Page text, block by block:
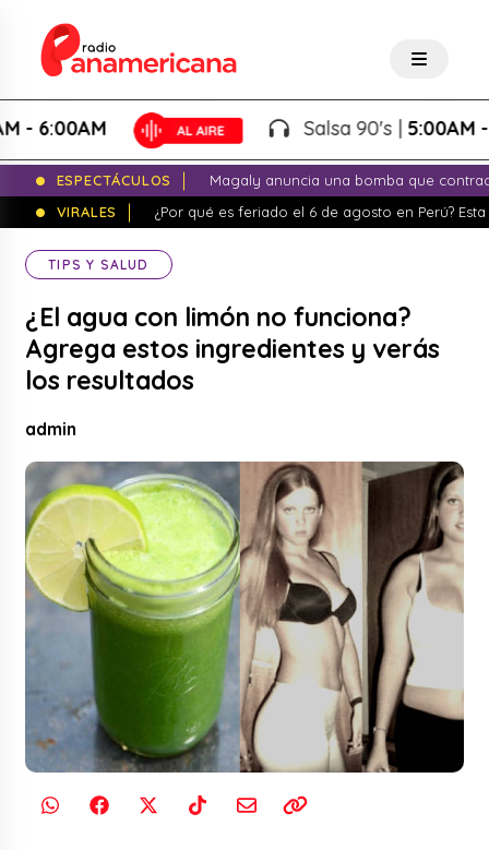
6:00AM Salsa 90's |5:00AM -
ESPECTÁCULOS
Magaly anuncia una bomba que
VIRALES
¿Por qué es feriado el 6 de agosto en Perú?
TIPS Y SALUD
¿El agua con limón no funciona?
Agrega estos ingredientes y verás
los resultados
admin